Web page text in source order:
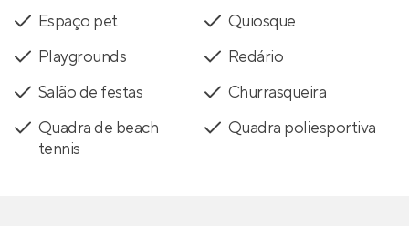
Espaço pet
Quiosque
Playgrounds
Redário
Salão de festas
Churrasqueira
Quadra de beach
tennis
Quadra poliesportiva